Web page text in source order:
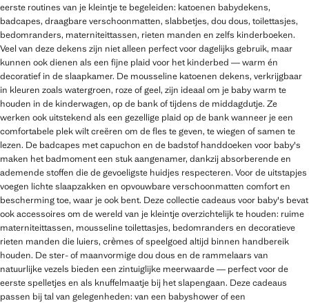
eerste routines van je kleintje te begeleiden: katoenen babydekens,
badcapes, draagbare verschoonmatten, slabbetjes, dou dous, toilettasjes,
bedomranders, materniteittassen, rieten manden en zelfs kinderboeken.
Veel van deze dekens zijn niet alleen perfect voor dagelijks gebruik, maar
kunnen ook dienen als een fijne plaid voor het kinderbed — warm én
decoratief in de slaapkamer. De mousseline katoenen dekens, verkrijgbaar
in kleuren zoals watergroen, roze of geel, zijn ideaal om je baby warm te
houden in de kinderwagen, op de bank of tijdens de middagdutje. Ze
werken ook uitstekend als een gezellige plaid op de bank wanneer je een
comfortabele plek wilt creëren om de fles te geven, te wiegen of samen te
lezen. De badcapes met capuchon en de badstof handdoeken voor baby's
maken het badmoment een stuk aangenamer, dankzij absorberende en
ademende stoffen die de gevoeligste huidjes respecteren. Voor de uitstapjes
voegen lichte slaapzakken en opvouwbare verschoonmatten comfort en
bescherming toe, waar je ook bent. Deze collectie cadeaus voor baby's bevat
ook accessoires om de wereld van je kleintje overzichtelijk te houden: ruime
materniteittassen, mousseline toilettasjes, bedomranders en decoratieve
rieten manden die luiers, crèmes of speelgoed altijd binnen handbereik
houden. De ster- of maanvormige dou dous en de rammelaars van
natuurlijke vezels bieden een zintuiglijke meerwaarde — perfect voor de
eerste spelletjes en als knuffelmaatje bij het slapengaan. Deze cadeaus
passen bij tal van gelegenheden: van een babyshower of een